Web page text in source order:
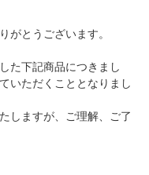
がとうございます。
た下記商品につきまし
いただくこととなりまし
しますが、ご理解、ご了